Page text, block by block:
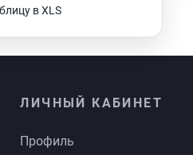
в XLS
ЛИЧНЫЙ КАБИНЕТ
Профиль